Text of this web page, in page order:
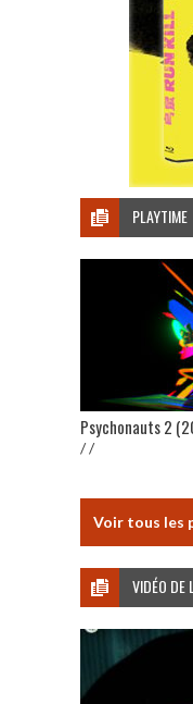
PLAYTIME
Psychonauts 2
/ /
Voir tous les
VIDÉO DE